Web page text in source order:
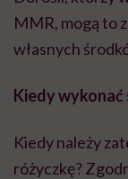
MMR, mogą to
własnych
Kiedy wykonać
Kiedy należy
różyczkę?